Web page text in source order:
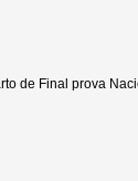
de Final prova